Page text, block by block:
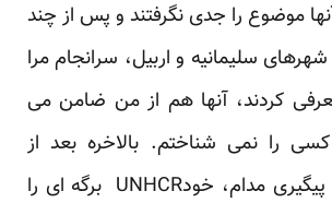
موضوع را جدی نگرفتند و پس از چند
سلیمانیه و اربیل، سرانجام مرا
کردند، آنها هم از من ضامن می
را نمی شناختم. بالاخره بعد از
نزدیک به 15 روز پیگیری مدام، خودUNHCR برگه ای را